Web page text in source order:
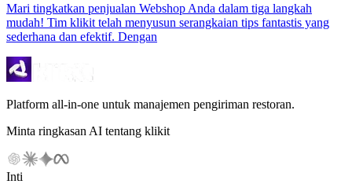
Mari tingkatkan penjualan Webshop Anda dalam tiga langkah
mudah! Tim klikit telah menyusun serangkaian tips fantastis yang
sederhana dan efektif. Dengan
Platform all-in-one untuk manajemen pengiriman restoran.
Minta ringkasan AI tentang klikit
Inti